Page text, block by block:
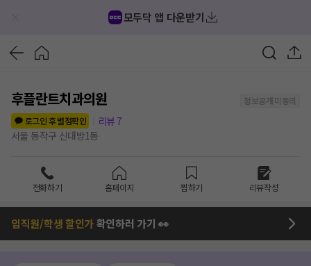
모두닥 앱 다운받기
후플란트치과의원
정보공개 미동의
로그인 후 별점확인
리뷰 7
서울 동작구 신대방1동
전화하기 홈페이지 찜하기 리뷰작성
임직원/학생 할인가확인하러 가기 👀